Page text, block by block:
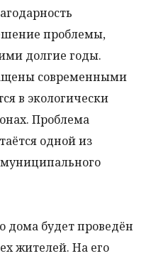
проблемы,
долгие годы.
современными
в экологически
Проблема
одной из
дома будет проведён
жителей. На его